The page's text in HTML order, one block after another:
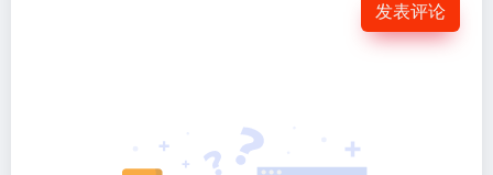
发表评论